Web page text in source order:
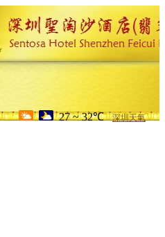
27 ~ 32℃ 深圳天氣